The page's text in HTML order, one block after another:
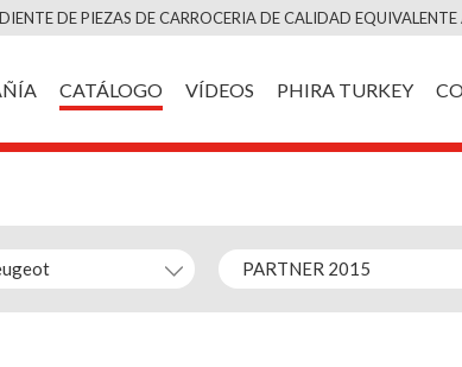
Saltar
contenido
DE PIEZAS DE CARROCERIA DE CALIDAD EQUIVALENTE
CATÁLOGO VÍDEOS PHIRA TURKEY